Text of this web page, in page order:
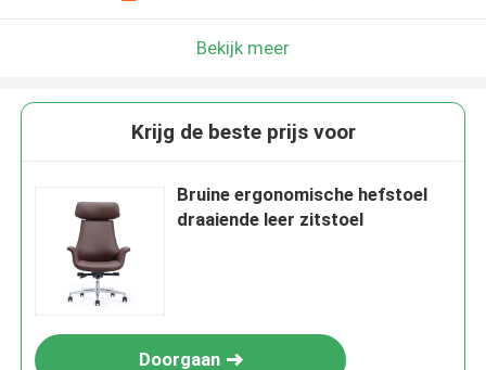
Bekijk meer
Krijg de beste prijs voor
Bruine ergonomische hefstoel
draaiende leer zitstoel
Doorgaan